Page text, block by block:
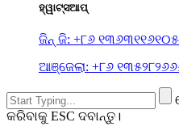
ହ୍ୱାଟ୍ସଆପ୍
ଜିନ୍ ଜି: +୮୬
ଆଞ୍ଜେଲା: +୮୬
କରିବାକୁ ESC ଦବାନ୍ତୁ।